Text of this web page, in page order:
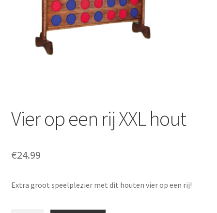
Offerte aanvraag
Privacybeleid
Vier op een rij XXL hout
€24.99
Extra groot speelplezier met dit houten vier op een rij!